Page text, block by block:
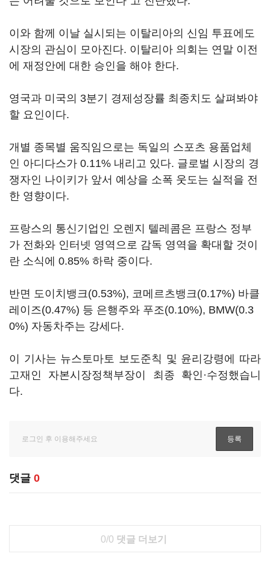
이와 함께 이날 실시되는 이탈리아의 신임 투표에도
시장의 관심이 모아진다. 이탈리아 의회는 연말 이전
에 재정안에 대한 승인을 해야 한다.
영국과 미국의 3분기 경제성장률 최종치도 살펴봐야
할 요인이다.
개별 종목별 움직임으로는 독일의 스포츠 용품업체
인 아디다스가 0.11% 내리고 있다. 글로벌 시장의 경
쟁자인 나이키가 앞서 예상을 소폭 웃도는 실적을 전
한 영향이다.
프랑스의 통신기업인 오렌지 텔레콤은 프랑스 정부
가 전화와 인터넷 영역으로 감독 영역을 확대할 것이
란 소식에 0.85% 하락 중이다.
반면 도이치뱅크(0.53%), 코메르츠뱅크(0.17%) 바클
레이즈(0.47%) 등 은행주와 푸조(0.10%), BMW(0.3
0%) 자동차주는 강세다.
이 기사는 뉴스토마토 보도준칙 및 윤리강령에 따라
고재인 자본시장정책부장이 최종 확인·수정했습니
다.
댓글 0
0/0 댓글 더보기